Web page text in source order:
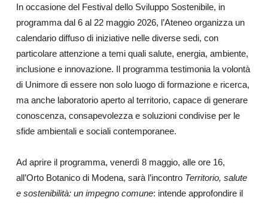
In occasione del Festival dello Sviluppo Sostenibile, in
programma dal 6 al 22 maggio 2026, l’Ateneo organizza un
calendario diffuso di iniziative nelle diverse sedi, con
particolare attenzione a temi quali salute, energia, ambiente,
inclusione e innovazione. Il programma testimonia la volontà
di Unimore di essere non solo luogo di formazione e ricerca,
ma anche laboratorio aperto al territorio, capace di generare
conoscenza, consapevolezza e soluzioni condivise per le
sfide ambientali e sociali contemporanee.
Ad aprire il programma, venerdì 8 maggio, alle ore 16,
all’Orto Botanico di Modena, sarà l’incontro Territorio, salute
e sostenibilità: un impegno comune: intende approfondire il